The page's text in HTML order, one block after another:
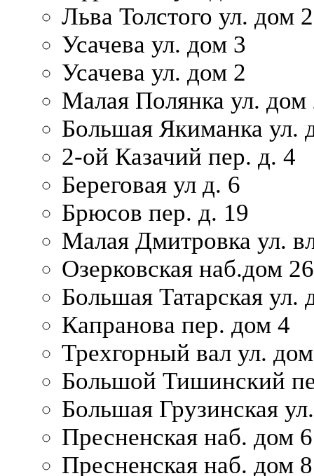
Льва Толстого ул. дом
Усачева ул. дом 3
Усачева ул. дом 2
Малая Полянка ул. дом
Большая Якиманка ул.
2-ой Казачий пер. д. 4
Береговая ул д. 6
Брюсов пер. д. 19
Малая Дмитровка ул.
Озерковская наб.дом 26
Большая Татарская ул.
Капранова пер. дом 4
Трехгорный вал ул.
Большой Тишинский
Большая Грузинская
Пресненская наб. дом
Пресненская наб. дом 8